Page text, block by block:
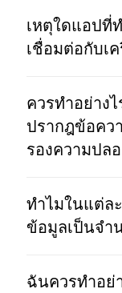
เหตุใดแอปที่
เชื่อมต่อกับเ
ควรทำอย่าง
ปรากฎข้อคว
รองความปล
ทำไมในแต่ล
ข้อมูลเป็นจำ
ฉันควรทำอย่